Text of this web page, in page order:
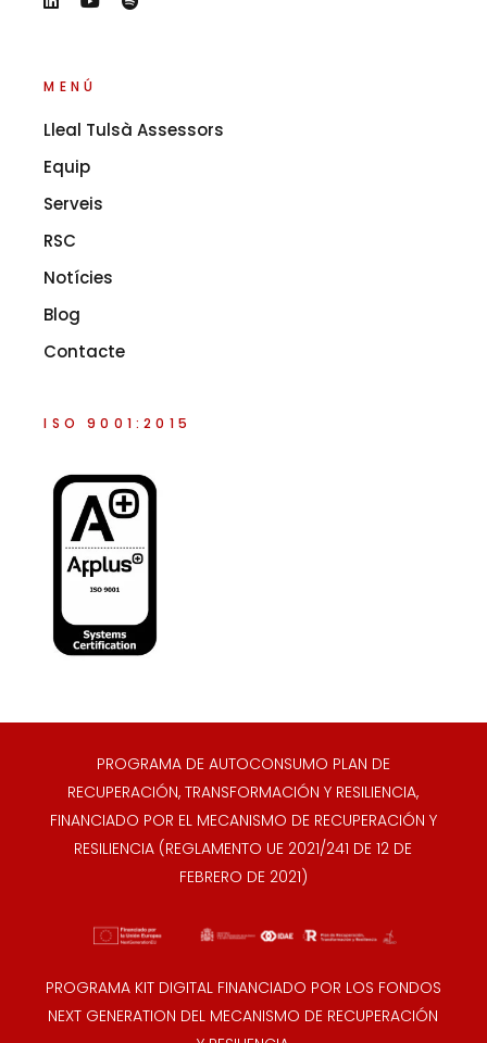
MENÚ
Lleal Tulsà Assessors
Equip
Serveis
RSC
Notícies
Blog
Contacte
ISO 9001:2015
PROGRAMA DE AUTOCONSUMO PLAN DE
RECUPERACIÓN, TRANSFORMACIÓN Y RESILIENCIA,
FINANCIADO POR EL MECANISMO DE RECUPERACIÓN Y
RESILIENCIA (REGLAMENTO UE 2021/241 DE 12 DE
FEBRERO DE 2021)
PROGRAMA KIT DIGITAL FINANCIADO POR LOS FONDOS
NEXT GENERATION DEL MECANISMO DE RECUPERACIÓN